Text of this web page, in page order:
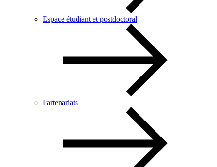
Espace étudiant et postdoctoral
Partenariats